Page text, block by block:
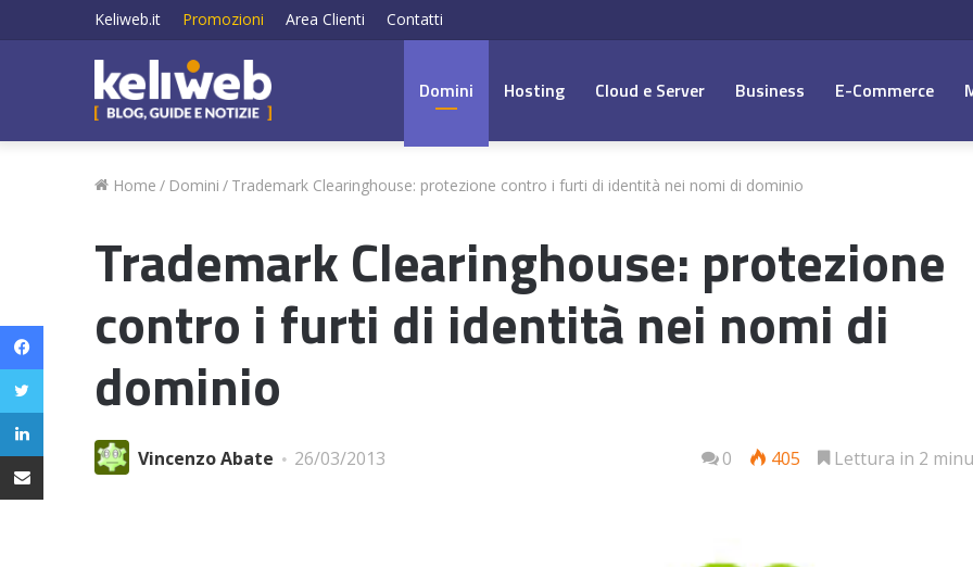
Keliweb.it Promozioni Area Clienti Contatti
Domini Hosting Cloud e Server Business E-Commerce
Home / Domini / Trademark Clearinghouse: protezione contro i furti di identità nei nomi di dominio
Trademark Clearinghouse: protezione
contro i furti di identità nei nomi di
dominio
Vincenzo Abate 26/03/2013 0 405 Lettura in 2
Facebook
Twitter
LinkedIn
Condividi via email